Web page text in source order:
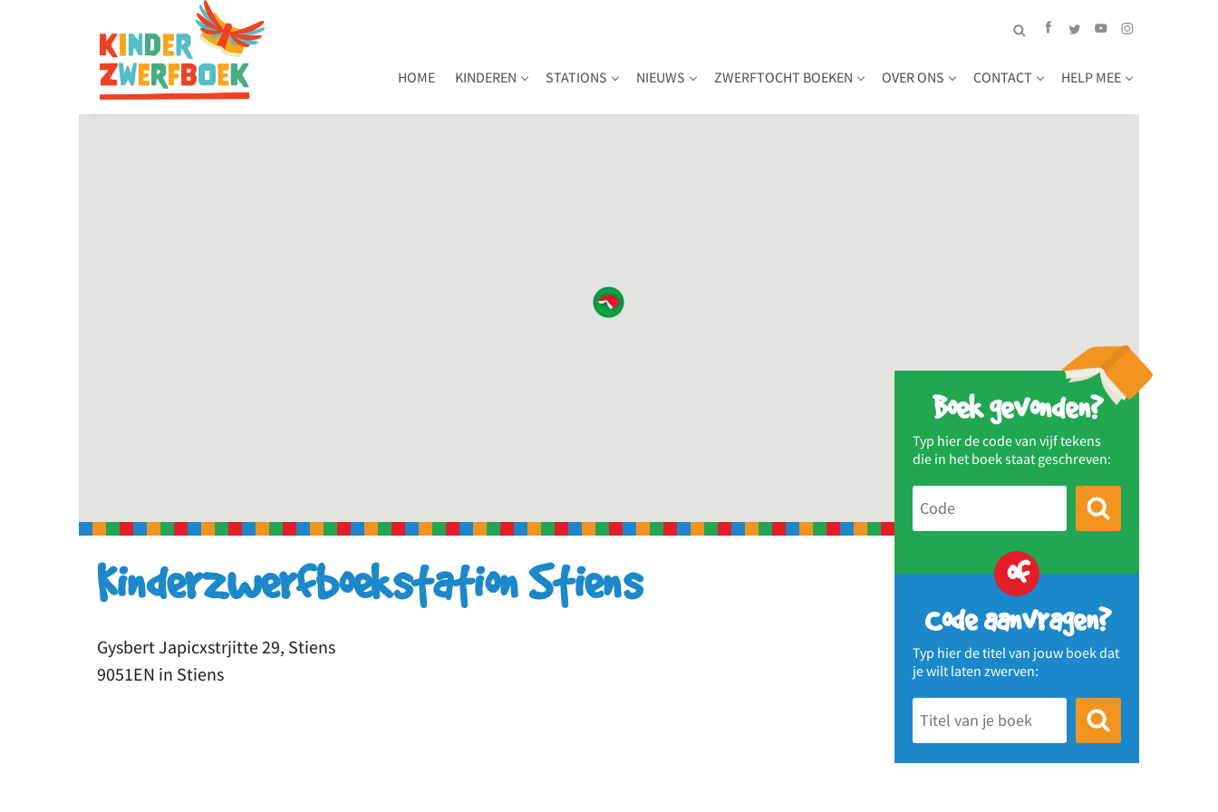
HOME KINDEREN STATIONS NIEUWS ZWERFTOCHT BOEKEN OVER ONS CONTACT HELP MEE
Boek gevonden?
Typ hier de code van vijf tekens
die in het boek staat geschreven:
of
Code aanvragen?
Typ hier de titel van jouw boek dat
je wilt laten zwerven:
Kinderzwerfboekstation Stiens
Gysbert Japicxstrjitte 29, Stiens
9051EN in Stiens